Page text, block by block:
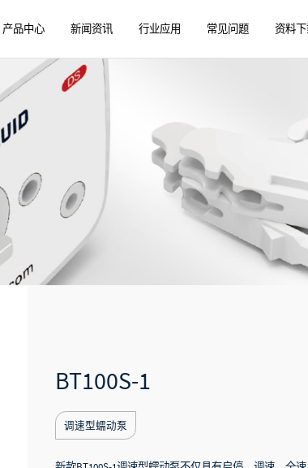
产品中心 新闻资讯 行业应用 常见问题 资料
BT100S-1
调速型蠕动泵